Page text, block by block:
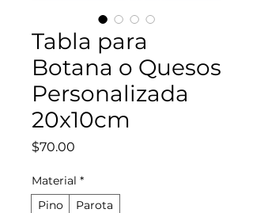
Tabla para
Botana o Quesos
Personalizada
20x10cm
$70.00
Material *
Pino
Parota